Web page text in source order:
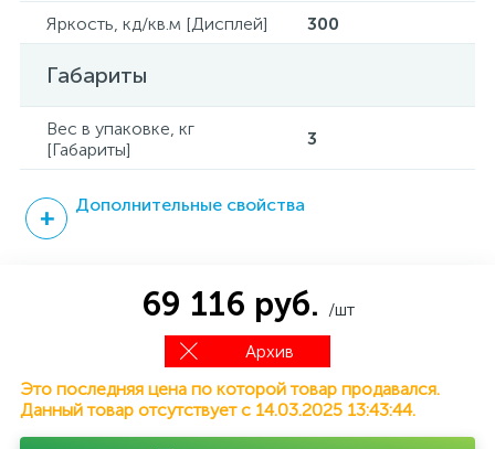
Яркость, кд/кв.м [Дисплей]
300
Габариты
Вес в упаковке, кг
[Габариты]
3
Дополнительные свойства
69 116 руб. /шт
Архив
Это последняя цена по которой товар продавался.
Данный товар отсутствует с 14.03.2025 13:43:44.